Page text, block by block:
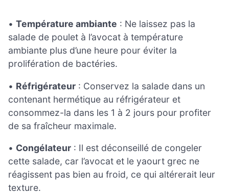
• Température ambiante : Ne laissez pas la
salade de poulet à l’avocat à température
ambiante plus d’une heure pour éviter la
prolifération de bactéries.
• Réfrigérateur : Conservez la salade dans un
contenant hermétique au réfrigérateur et
consommez-la dans les 1 à 2 jours pour profiter
de sa fraîcheur maximale.
• Congélateur : Il est déconseillé de congeler
cette salade, car l’avocat et le yaourt grec ne
réagissent pas bien au froid, ce qui altérerait leur
texture.